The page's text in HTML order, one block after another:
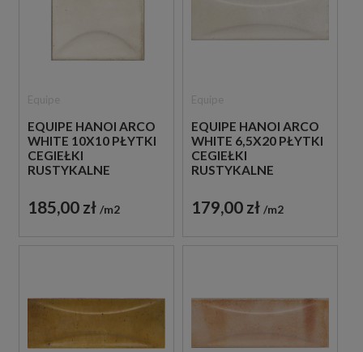
EQUIPE HANOI ARCO
WHITE 10X10 PŁYTKI
CEGIEŁKI
RUSTYKALNE
185,00 zł m2
EQUIPE HANOI ARCO
WHITE 6,5X20 PŁYTKI
CEGIEŁKI
RUSTYKALNE
179,00 zł m2